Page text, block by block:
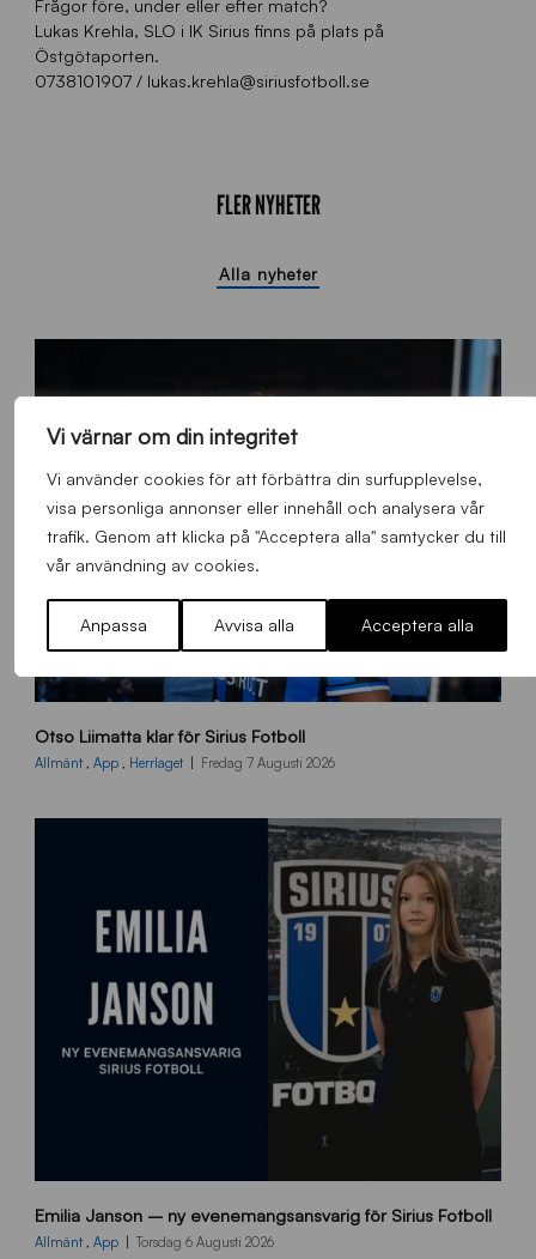
Vi värnar om din integritet
Vi använder cookies för att förbättra din surfupplevelse,
visa personliga annonser eller innehåll och analysera vår
trafik. Genom att klicka på "Acceptera alla" samtycker du till
vår användning av cookies.
Anpassa Avvisa alla Acceptera alla
Lukas Krehla, SLO i IK Sirius finns på plats på
Östgötaporten.
0738101907 / lukas.krehla@siriusfotboll.se
FLER NYHETER
Alla nyheter
L
_
e
Otso Liimatta klar för Sirius Fotboll
Allmänt , App , Herrlaget Fredag 7 Augusti 2026
0
0
Emilia Janson – ny evenemangsansvarig för Sirius Fotboll
Allmänt , App Torsdag 6 Augusti 2026